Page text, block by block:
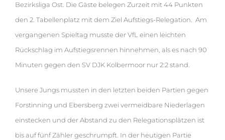
Bezirksliga Ost. Die Gäste belegen Zurzeit mit 44 Punkten
den 2. Tabellenplatz mit dem Ziel Aufstiegs-Relegation. Am
vergangenen Spieltag musste der VfL einen leichten
Rückschlag im Aufstiegsrennen hinnehmen, als es nach 90
Minuten gegen den SV DJK Kolbermoor nur 2:2 stand.
Unsere Jungs mussten in den letzten beiden Partien gegen
Forstinning und Ebersberg zwei vermeidbare Niederlagen
einstecken und der Abstand zu den Relegationsplätzen ist
bis auf fünf Zähler geschrumpft. In der heutigen Partie